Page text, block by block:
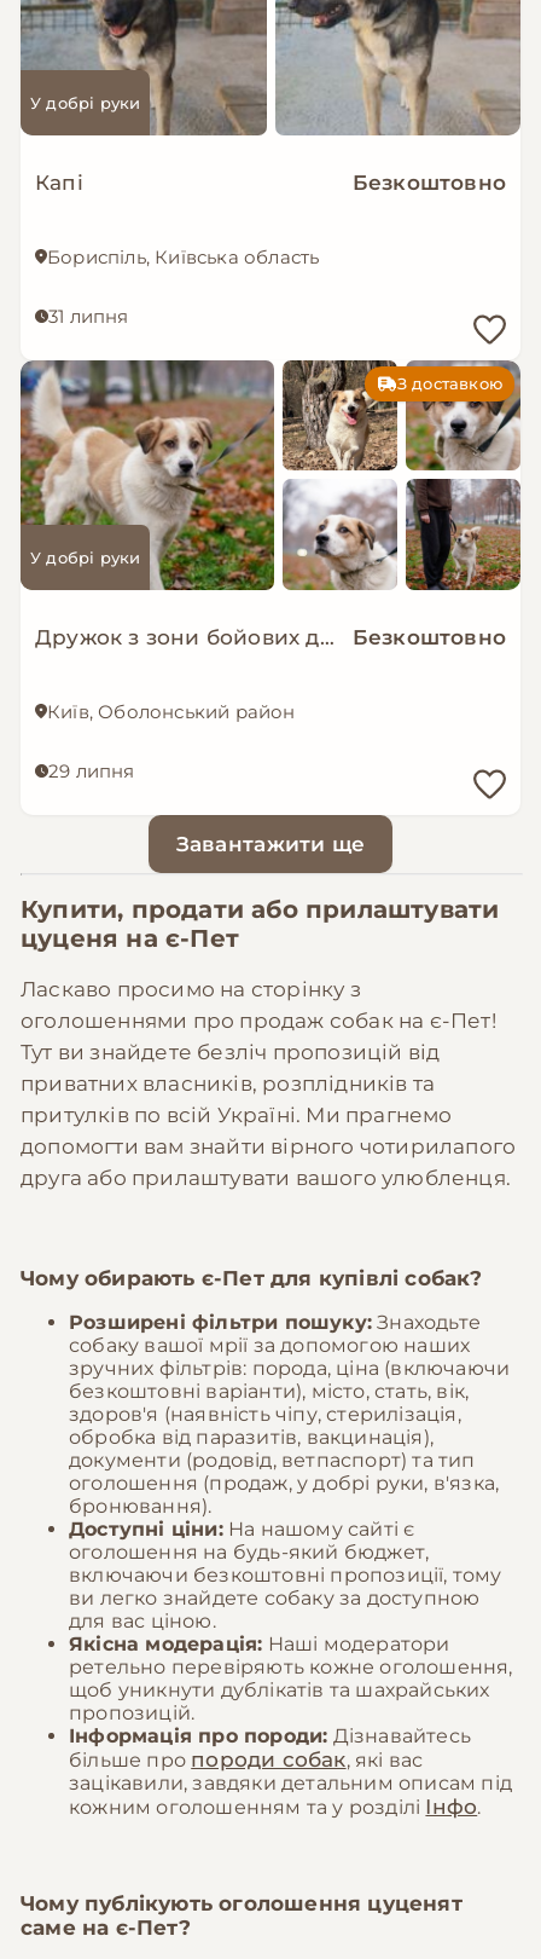
У добрі руки
Капі Безкоштовно
Бориспіль, Київська область
31 липня
З доставкою
У добрі руки
Дружок з зони бойових дій шукає нову родину! Безкоштовно
Київ, Оболонський район
29 липня
Завантажити ще
Купити, продати або прилаштувати
цуценя на є-Пет
Ласкаво просимо на сторінку з
оголошеннями про продаж собак на є-Пет!
Тут ви знайдете безліч пропозицій від
приватних власників, розплідників та
притулків по всій Україні. Ми прагнемо
допомогти вам знайти вірного чотирилапого
друга або прилаштувати вашого улюбленця.
Чому обирають є-Петдля купівлі собак?
Розширені фільтри пошуку: Знаходьте
собаку вашої мрії за допомогою наших
зручних фільтрів: порода, ціна (включаючи
безкоштовні варіанти), місто, стать, вік,
здоров'я (наявність чіпу, стерилізація,
обробка від паразитів, вакцинація),
документи (родовід, ветпаспорт) та тип
оголошення (продаж, у добрі руки, в'язка,
бронювання).
Доступні ціни:На нашому сайті є
оголошення на будь-який бюджет,
включаючи безкоштовні пропозиції, тому
ви легко знайдете собаку за доступною
для вас ціною.
Якісна модерація: Наші модератори
ретельно перевіряють кожне оголошення,
щоб уникнути дублікатів та шахрайських
пропозицій.
Інформація про породи: Дізнавайтесь
більше про породи собак, які вас
зацікавили, завдяки детальним описам під
кожним оголошенням та у розділі Інфо.
Чому публікують оголошення цуценят
саме на є-Пет?